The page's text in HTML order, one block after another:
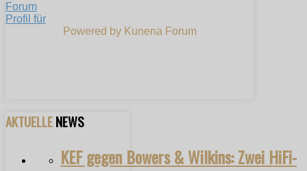
Forum
Profil für
Powered by Kunena Forum
AKTUELLENEWS
KEF gegen Bowers & Wilkins: Zwei HiFi-